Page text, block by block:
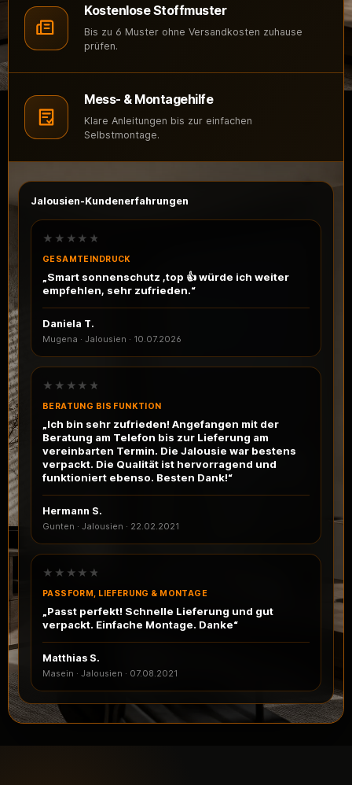
Kostenlose Stoffmuster
Bis zu 6 Muster ohne Versandkosten zuhause
prüfen.
Mess- & Montagehilfe
Klare Anleitungen bis zur einfachen
Selbstmontage.
Jalousien-Kundenerfahrungen
★★★★★
GESAMTEINDRUCK
„Smart sonnenschutz ,top 👍 würde ich weiter
empfehlen, sehr zufrieden.“
Daniela T.
Mugena · Jalousien · 10.07.2026
★★★★★
BERATUNG BIS FUNKTION
„Ich bin sehr zufrieden! Angefangen mit der
Beratung am Telefon bis zur Lieferung am
vereinbarten Termin. Die Jalousie war bestens
verpackt. Die Qualität ist hervorragend und
funktioniert ebenso. Besten Dank!“
Hermann S.
Gunten · Jalousien · 22.02.2021
★★★★★
PASSFORM, LIEFERUNG & MONTAGE
„Passt perfekt! Schnelle Lieferung und gut
verpackt. Einfache Montage. Danke“
Matthias S.
Masein · Jalousien · 07.08.2021